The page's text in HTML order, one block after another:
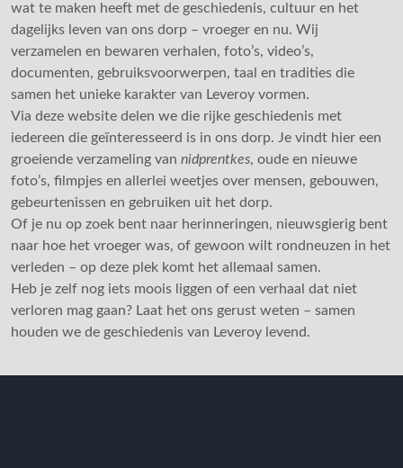
wat te maken heeft met de geschiedenis, cultuur en het
dagelijks leven van ons dorp – vroeger en nu. Wij
verzamelen en bewaren verhalen, foto’s, video’s,
documenten, gebruiksvoorwerpen, taal en tradities die
samen het unieke karakter van Leveroy vormen.
Via deze website delen we die rijke geschiedenis met
iedereen die geïnteresseerd is in ons dorp. Je vindt hier een
groeiende verzameling van nidprentkes, oude en nieuwe
foto’s, filmpjes en allerlei weetjes over mensen, gebouwen,
gebeurtenissen en gebruiken uit het dorp.
Of je nu op zoek bent naar herinneringen, nieuwsgierig bent
naar hoe het vroeger was, of gewoon wilt rondneuzen in het
verleden – op deze plek komt het allemaal samen.
Heb je zelf nog iets moois liggen of een verhaal dat niet
verloren mag gaan? Laat het ons gerust weten – samen
houden we de geschiedenis van Leveroy levend.